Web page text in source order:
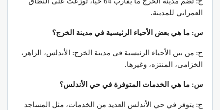
العمراني للمدينة.
س: ما هي بعض الأحياء الرئيسية في مدينة الخرج؟
ج: من بين الأحياء الرئيسية في مدينة الخرج: الأندلس، الزاهر،
الخزامى، المنتزه، وغيرها.
س: ما هي الخدمات المتوفرة في حي الأندلس؟
ج: يتوفر في حي الأندلس العديد من الخدمات، مثل المساجد